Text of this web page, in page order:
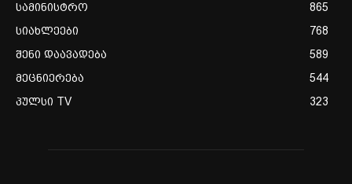
სამინისტრო
865
სიახლეები
768
შენი დაავადება
589
მეცნიერება
544
პულსი TV
323